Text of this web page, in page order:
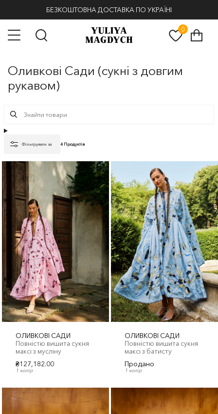
БЕЗКОШТОВНА ДОСТАВКА ПО УКРАЇНІ
Пошук
0
Оливкові Сади (сукні з довгим
рукавом)
Фільтрувати за 4 Продуктів
ОЛИВКОВІ САДИ
Повністю вишита сукня
максі з мусліну
₴127,182.00
1 колір
ОЛИВКОВІ САДИ
Повністю вишита сукня
максі з батисту
Продано
1 колір